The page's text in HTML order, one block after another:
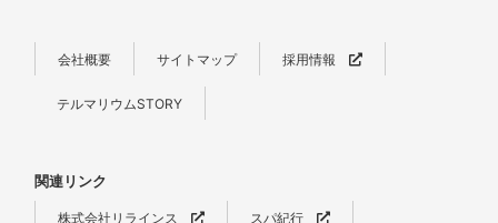
会社概要 サイトマップ 採用情報
テルマリウムSTORY
関連リンク
株式会社リラインス スパ紀行